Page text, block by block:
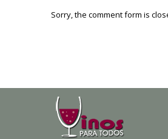
Sorry, the comment form is